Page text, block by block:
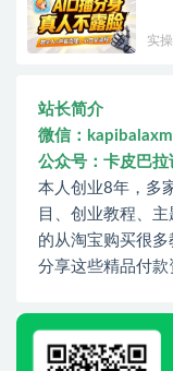
实
站长简介
微信：
公众号：卡皮巴拉
本人创业8年，多
目、创业教程、
的从淘宝购买很
分享这些精品付款